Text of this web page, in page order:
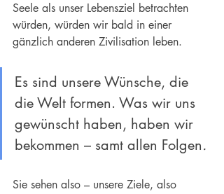
Seele als unser Lebensziel betrachten
würden, würden wir bald in einer
gänzlich anderen Zivilisation leben.
Es sind unsere Wünsche, die
die Welt formen. Was wir uns
gewünscht haben, haben wir
bekommen – samt allen Folgen.
Sie sehen also – unsere Ziele, also